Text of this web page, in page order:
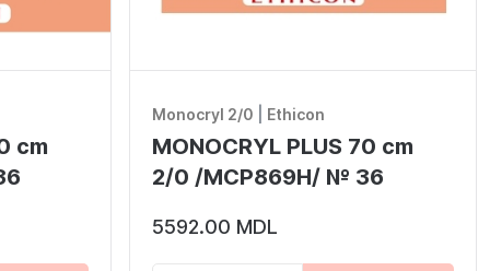
cm
Monocryl 2/0 Ethicon
MONOCRYL PLUS 70 cm
2/0 /MCP869H/ № 36
5592.00 MDL